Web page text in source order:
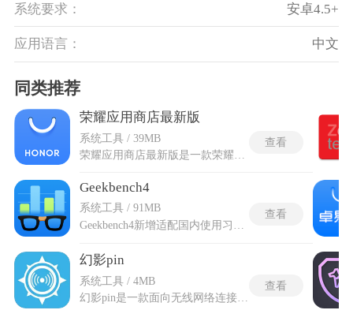
系统要求： 安卓4.5+
应用语言： 中文
同类推荐
荣耀应用商店最新版
系统工具 / 39MB
查看
Geekbench4
系统工具 / 91MB
查看
幻影pin
系统工具 / 4MB
幻影pin是一款面向无线网络连接与管理的实用工具，独立运行核心让整体运行不受外置网卡条件约束，适配多数安卓设备的运行环境，运行过程中不会对设备原有系统与安全设置造成改动。整体运行状态稳定，界面与进程中无强制广告与恶意插件干扰，能够切实满足户外、公共场所等场景下的网络接入需求，让便捷上网的过程更具安全性与省心体验。幻影pin免root版本无需对设备进行权限修改便能启用全部功能，能够自动扫描周边可接入的WiFi热点，通过专属技术对开启WPS功能的网络进行Pin码验证，绕开传统密码输入流程完成网络接入。
查看